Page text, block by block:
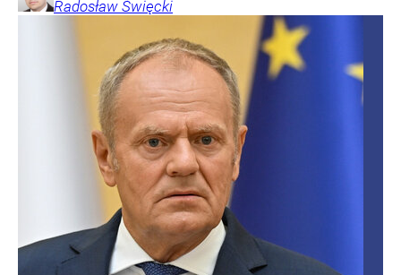
Radosław Święcki